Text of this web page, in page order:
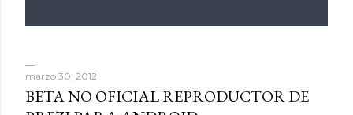
marzo 30, 2012
BETA NO OFICIAL REPRODUCTOR DE